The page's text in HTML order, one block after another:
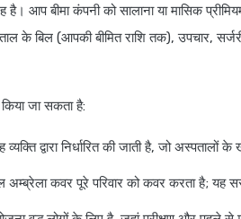
है। आप बीमा कंपनी को सालाना या मासिक
के बिल (आपकी बीमित राशि तक), उपचार,
जा सकता है:
व्यक्ति द्वारा निर्धारित की जाती है, जो अस्पतालों
अम्ब्रेला कवर पूरे परिवार को कवर करता है; यह